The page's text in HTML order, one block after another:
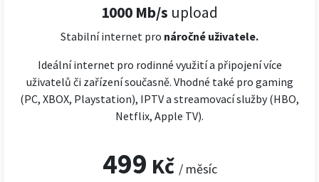
1000 Mb/s upload
Stabilní internet pro náročné uživatele.
Ideální internet pro rodinné využití a připojení více
uživatelů či zařízení současně. Vhodné také pro gaming
(PC, XBOX, Playstation), IPTV a streamovací služby (HBO,
Netflix, Apple TV).
499 Kč / měsíc